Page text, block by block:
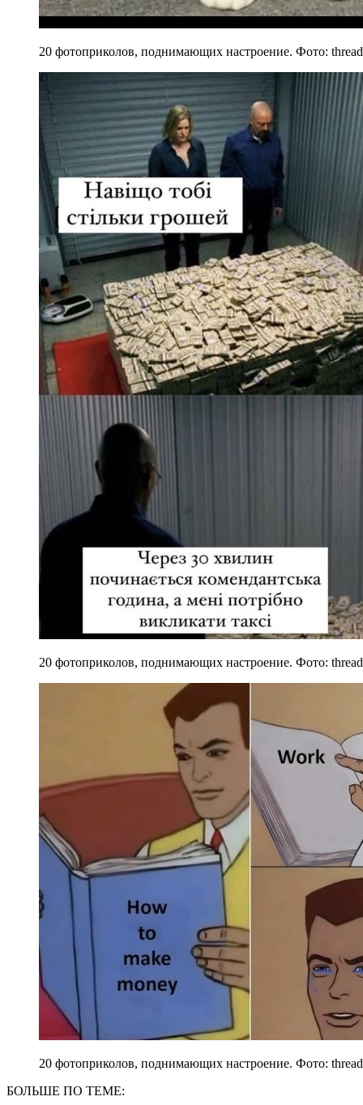
20 фотоприколов, поднимающих настроение. Фото:
20 фотоприколов, поднимающих настроение. Фото:
20 фотоприколов, поднимающих настроение. Фото:
БОЛЬШЕ ПО ТЕМЕ: